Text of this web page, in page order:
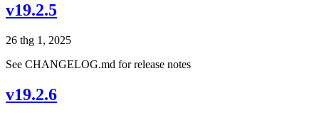
v19.2.5
26 thg 1, 2025
See CHANGELOG.md for release notes
v19.2.6